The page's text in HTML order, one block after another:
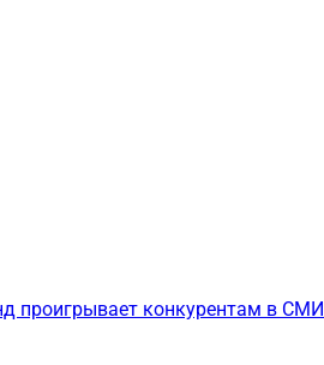
проигрывает конкурентам в СМИ